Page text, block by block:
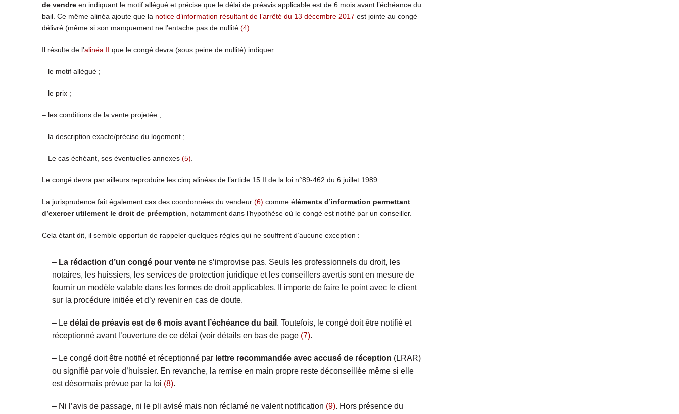
de vendreen indiquant le motif allégué et précise que le délai de préavis applicable est de 6 mois avant l’échéance du
bail. Ce même alinéa ajoute que la notice d’information résultant de l’arrêté du 13 décembre 2017 est jointe au congé
délivré (même si son manquement ne l’entache pas de nullité (4)
Il résulte de l’alinéa II que le congé devra (sous peine de nullité) indiquer :
– le motif allégué ;
– le prix ;
– les conditions de la vente projetée ;
– la description exacte/précise du logement ;
– Le cas échéant, ses éventuelles annexes (5)
Le congé devra par ailleurs reproduire les cinq alinéas de l’article 15 II de la loi n°89-462 du 6 juillet 1989.
La jurisprudence fait également cas des coordonnées du vendeur (6) comme éléments d’information permettant
d’exercer utilement le droit de préemption , notamment dans l’hypothèse où le congé est notifié par un conseiller.
Cela étant dit, il semble opportun de rappeler quelques règles qui ne souffrent d’aucune exception :
– La rédaction d’un congé pour ventene s’improvise pas. Seuls les professionnels du droit, les
notaires, les huissiers, les services de protection juridique et les conseillers avertis sont en mesure de
fournir un modèle valable dans les formes de droit applicables. Il importe de faire le point avec le client
sur la procédure initiée et d’y revenir en cas de doute.
– Ledélai de préavis est de 6 mois avant l’échéance du bail . Toutefois, le congé doit être notifié et
réceptionné avant l’ouverture de ce délai (voir détails en bas de page (7).
– Le congé doit être notifié et réceptionné parlettre recommandée avec accusé de réception (LRAR)
ou signifié par voie d’huissier. En revanche, la remise en main propre reste déconseillée même si elle
est désormais prévue par la loi (8).
– Ni l’avis de passage, ni le pli avisé mais non réclamé ne valent notification (9). Hors présence du